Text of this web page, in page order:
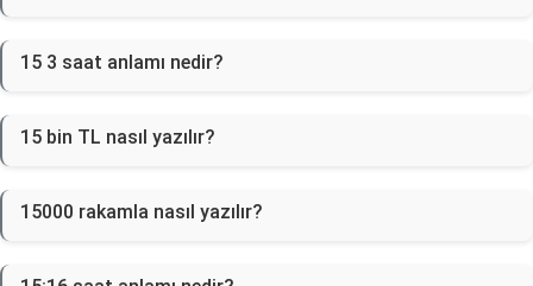
15 3 saat anlamı nedir?
15 bin TL nasıl yazılır?
15000 rakamla nasıl yazılır?